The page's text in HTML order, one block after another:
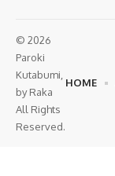
© 2026
Paroki
Kutabumi,
by Raka
All Rights
Reserved.
HOME